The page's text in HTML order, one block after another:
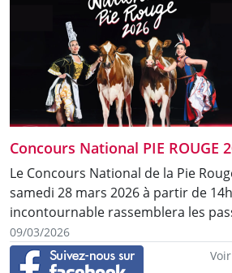
Concours National PIE ROUGE
Le Concours National de la Pie
samedi 28 mars 2026 à partir de
incontournable rassemblera les
09/03/2026